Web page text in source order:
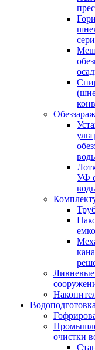
УФ
Водоподготовка
очистки